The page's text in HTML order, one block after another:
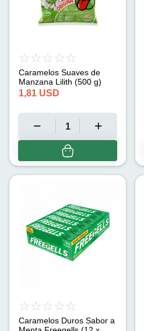
Caramelos Suaves de
Manzana Lilith (500 g)
1,81 USD
Caramelos Duros Sabor a